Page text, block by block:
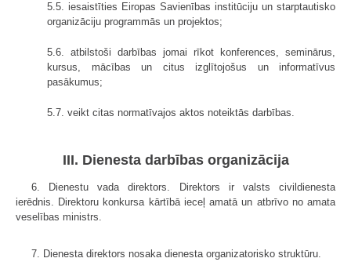
5.5. iesaistīties Eiropas Savienības institūciju un starptautisko
organizāciju programmās un projektos;
5.6. atbilstoši darbības jomai rīkot konferences, seminārus,
kursus, mācības un citus izglītojošus un informatīvus
pasākumus;
5.7. veikt citas normatīvajos aktos noteiktās darbības.
III. Dienesta darbības organizācija
6. Dienestu vada direktors. Direktors ir valsts civildienesta
ierēdnis. Direktoru konkursa kārtībā ieceļ amatā un atbrīvo no amata
veselības ministrs.
7. Dienesta direktors nosaka dienesta organizatorisko struktūru.